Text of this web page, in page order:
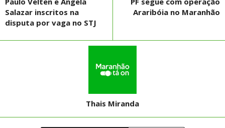
Salazar inscritos na
disputa por vaga no STJ
Araribóia no Maranhão
Thais Miranda